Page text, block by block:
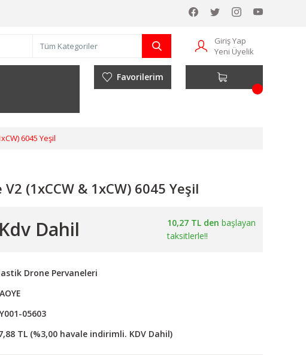
Giriş Yap
Yeni Üyelik
Favorilerim
6045 Yeşil
(1xCCW & 1xCW) 6045 Yeşil
Dahil 10,27 TL den başlayan
taksitlerle!!
Drone Pervaneleri
05603
TL (%3,00 havale indirimli. KDV Dahil)